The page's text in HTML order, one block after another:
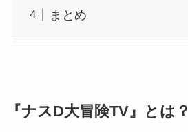
まとめ
『ナスD大冒険TV』とは？